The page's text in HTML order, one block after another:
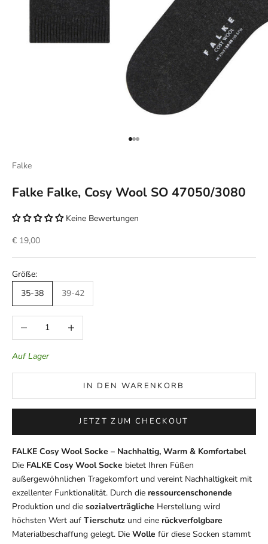
Gehe zu Element 1
Gehe zu Element 2
Gehe zu Element 3
Falke
Falke Falke, Cosy Wool SO 47050/3080
Keine Bewertungen
Angebot
€ 19,00
Größe:
35-38
39-42
Anzahl verringernAnzahl erhöhen
Auf Lager
IN DEN WARENKORB
JETZT ZUM CHECKOUT
FALKE Cosy Wool Socke – Nachhaltig, Warm & Komfortabel
Die FALKE Cosy Wool Socke bietet Ihren Füßen
außergewöhnlichen Tragekomfort und vereint Nachhaltigkeit mit
exzellenter Funktionalität. Durch die ressourcenschonende
Produktion und die sozialverträgliche Herstellung wird
höchsten Wert auf Tierschutz und eine rückverfolgbare
Materialbeschaffung gelegt. Die Wolle für diese Socken stammt